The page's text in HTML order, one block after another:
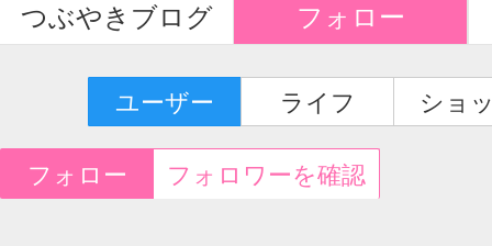
つぶやきブログ
フォロー
ユーザー ライフ ショ
フォロー フォロワーを確認